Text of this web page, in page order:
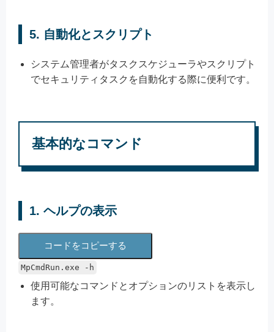
5. 自動化とスクリプト
システム管理者がタスクスケジューラやスクリプト
でセキュリティタスクを自動化する際に便利です。
基本的なコマンド
1. ヘルプの表示
コードをコピーする
MpCmdRun.exe -h
使用可能なコマンドとオプションのリストを表示し
ます。